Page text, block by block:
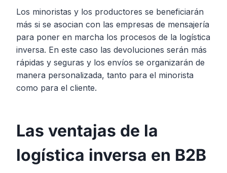
Los minoristas y los productores se beneficiarán
más si se asocian con las empresas de mensajería
para poner en marcha los procesos de la logística
inversa. En este caso las devoluciones serán más
rápidas y seguras y los envíos se organizarán de
manera personalizada, tanto para el minorista
como para el cliente.
Las ventajas de la
logística inversa en B2B